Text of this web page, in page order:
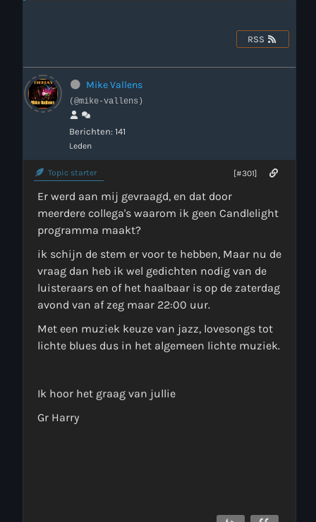
Verzoekjes
PM Box
Contact
HotrodRadio – Contact
WAAR LUISTER JE NU NAAR
aanvragen. Klik in het menu op Verzoekjes.
RSS
Mike Vallens
(@mike-vallens)
Berichten: 141
Leden
Topic starter [#301]
Er werd aan mij gevraagd, en dat door
meerdere collega's waarom ik geen Candlelight
programma maakt?
ik schijn de stem er voor te hebben, Maar nu de
vraag dan heb ik wel gedichten nodig van de
luisteraars en of het haalbaar is op de zaterdag
avond van af zeg maar 22:00 uur.
Met een muziek keuze van jazz, lovesongs tot
lichte blues dus in het algemeen lichte muziek.
Ik hoor het graag van jullie
Gr Harry